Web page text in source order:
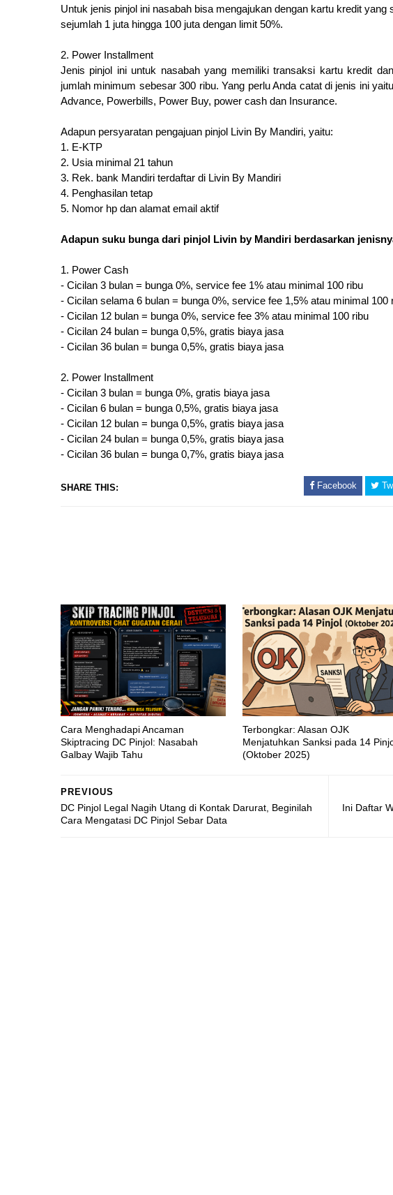
Untuk jenis pinjol ini nasabah bisa mengajukan dengan kartu kredit
sejumlah 1 juta hingga 100 juta dengan limit 50%.
2. Power Installment
Jenis pinjol ini untuk nasabah yang memiliki transaksi kartu kredit
jumlah minimum sebesar 300 ribu. Yang perlu Anda catat di jenis ini
Advance, Powerbills, Power Buy, power cash dan Insurance.
Adapun persyaratan pengajuan pinjol Livin By Mandiri, yaitu:
1. E-KTP
2. Usia minimal 21 tahun
3. Rek. bank Mandiri terdaftar di Livin By Mandiri
4. Penghasilan tetap
5. Nomor hp dan alamat email aktif
Adapun suku bunga dari pinjol Livin by Mandiri berdasarkan
1. Power Cash
- Cicilan 3 bulan = bunga 0%, service fee 1% atau minimal 100 ribu
- Cicilan selama 6 bulan = bunga 0%, service fee 1,5% atau minimal 100
- Cicilan 12 bulan = bunga 0%, service fee 3% atau minimal 100 ribu
- Cicilan 24 bulan = bunga 0,5%, gratis biaya jasa
- Cicilan 36 bulan = bunga 0,5%, gratis biaya jasa
2. Power Installment
- Cicilan 3 bulan = bunga 0%, gratis biaya jasa
- Cicilan 6 bulan = bunga 0,5%, gratis biaya jasa
- Cicilan 12 bulan = bunga 0,5%, gratis biaya jasa
- Cicilan 24 bulan = bunga 0,5%, gratis biaya jasa
- Cicilan 36 bulan = bunga 0,7%, gratis biaya jasa
SHARE THIS: Facebook
Cara Menghadapi Ancaman
Skiptracing DC Pinjol: Nasabah
Galbay Wajib Tahu
Terbongkar: Alasan OJK
Menjatuhkan Sanksi pada 14
(Oktober 2025)
Ini Daftar
PREVIOUS
DC Pinjol Legal Nagih Utang di Kontak Darurat, Beginilah
Cara Mengatasi DC Pinjol Sebar Data